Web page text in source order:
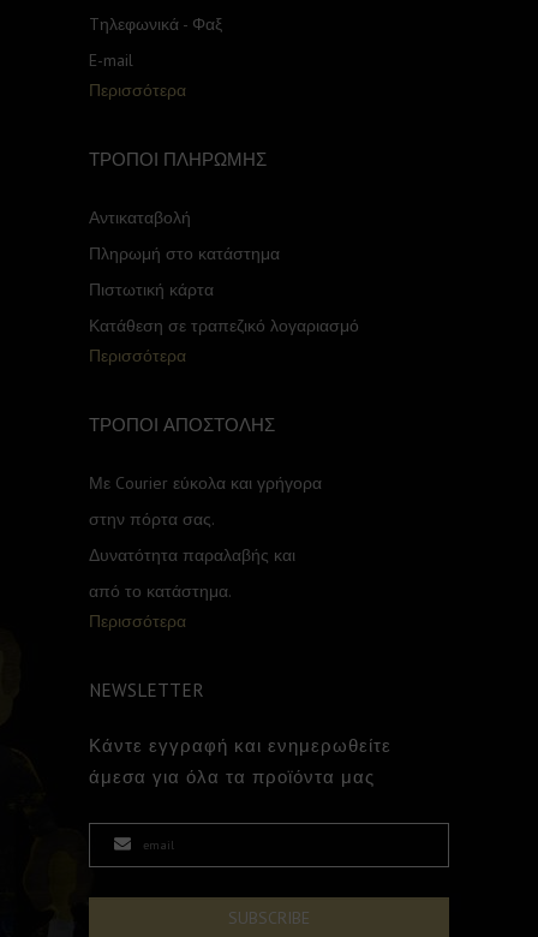
Tηλεφωνικά - Φαξ
E-mail
Περισσότερα
ΤΡΟΠΟΙ ΠΛΗΡΩΜΗΣ
Αντικαταβολή
Πληρωμή στο κατάστημα
Πιστωτική κάρτα
Κατάθεση σε τραπεζικό λογαριασμό
Περισσότερα
ΤΡΟΠΟΙ ΑΠΟΣΤΟΛΗΣ
Με Courier εύκολα και γρήγορα
στην πόρτα σας.
Δυνατότητα παραλαβής και
από το κατάστημα.
Περισσότερα
NEWSLETTER
Κάντε εγγραφή και ενημερωθείτε
άμεσα για όλα τα προϊόντα μας